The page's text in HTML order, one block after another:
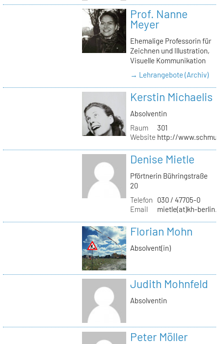
Prof. Nanne
Meyer
Ehemalige Professorin für
Zeichnen und Illustration,
Visuelle Kommunikation
→ Lehrangebote (Archiv)
Kerstin Michaelis
Absolventin
Raum
301
Website http://
Denise Mietle
Pförtnerin Bühringstraße
20
Telefon
030 / 47705-0
Email
mietle(at)kh-
Florian Mohn
Absolvent(in)
Judith Mohnfeld
Absolventin
Peter Möller